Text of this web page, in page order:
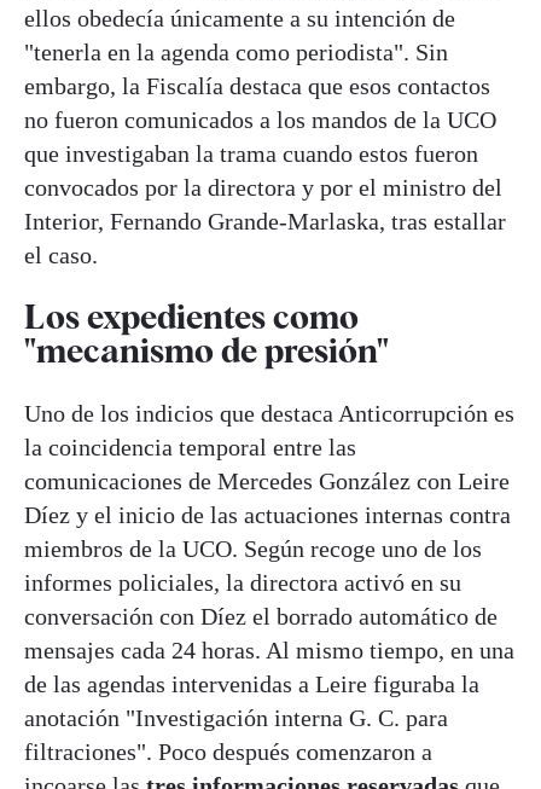
ellos obedecía únicamente a su intención de
"tenerla en la agenda como periodista". Sin
embargo, la Fiscalía destaca que esos contactos
no fueron comunicados a los mandos de la UCO
que investigaban la trama cuando estos fueron
convocados por la directora y por el ministro del
Interior, Fernando Grande-Marlaska, tras estallar
el caso.
Los expedientes como
"mecanismo de presión"
Uno de los indicios que destaca Anticorrupción es
la coincidencia temporal entre las
comunicaciones de Mercedes González con Leire
Díez y el inicio de las actuaciones internas contra
miembros de la UCO. Según recoge uno de los
informes policiales, la directora activó en su
conversación con Díez el borrado automático de
mensajes cada 24 horas. Al mismo tiempo, en una
de las agendas intervenidas a Leire figuraba la
anotación "Investigación interna G. C. para
filtraciones". Poco después comenzaron a